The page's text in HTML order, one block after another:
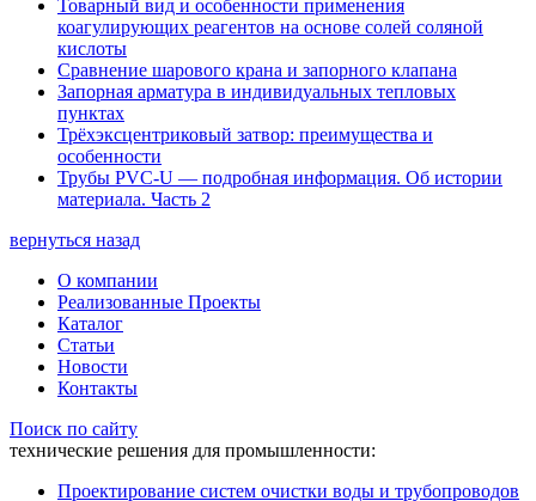
Товарный вид и особенности применения
коагулирующих реагентов на основе солей соляной
кислоты
Сравнение шарового крана и запорного клапана
Запорная арматура в индивидуальных тепловых
пунктах
Трёхэксцентриковый затвор: преимущества и
особенности
Трубы PVC-U — подробная информация. Об истории
материала. Часть 2
вернуться назад
О компании
Реализованные Проекты
Каталог
Статьи
Новости
Контакты
Поиск по сайту
технические решения для промышленности:
Проектирование систем очистки воды и трубопроводов